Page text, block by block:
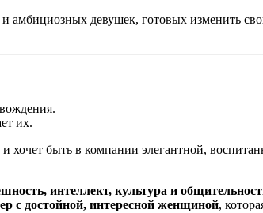
амбициозных девушек, готовых изменить
их.
хочет быть в компании элегантной,
интеллект, культура и
с достойной, интересной женщиной,